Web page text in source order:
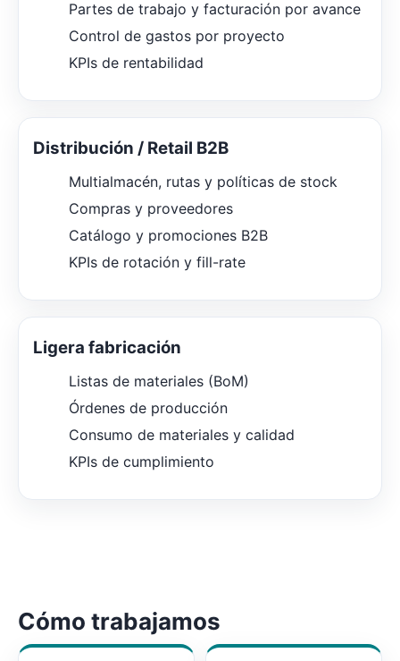
Partes de trabajo y facturación por avance
Control de gastos por proyecto
KPIs de rentabilidad
Distribución / Retail B2B
Multialmacén, rutas y políticas de stock
Compras y proveedores
Catálogo y promociones B2B
KPIs de rotación y fill-rate
Ligera fabricación
Listas de materiales (BoM)
Órdenes de producción
Consumo de materiales y calidad
KPIs de cumplimiento
Cómo trabajamos